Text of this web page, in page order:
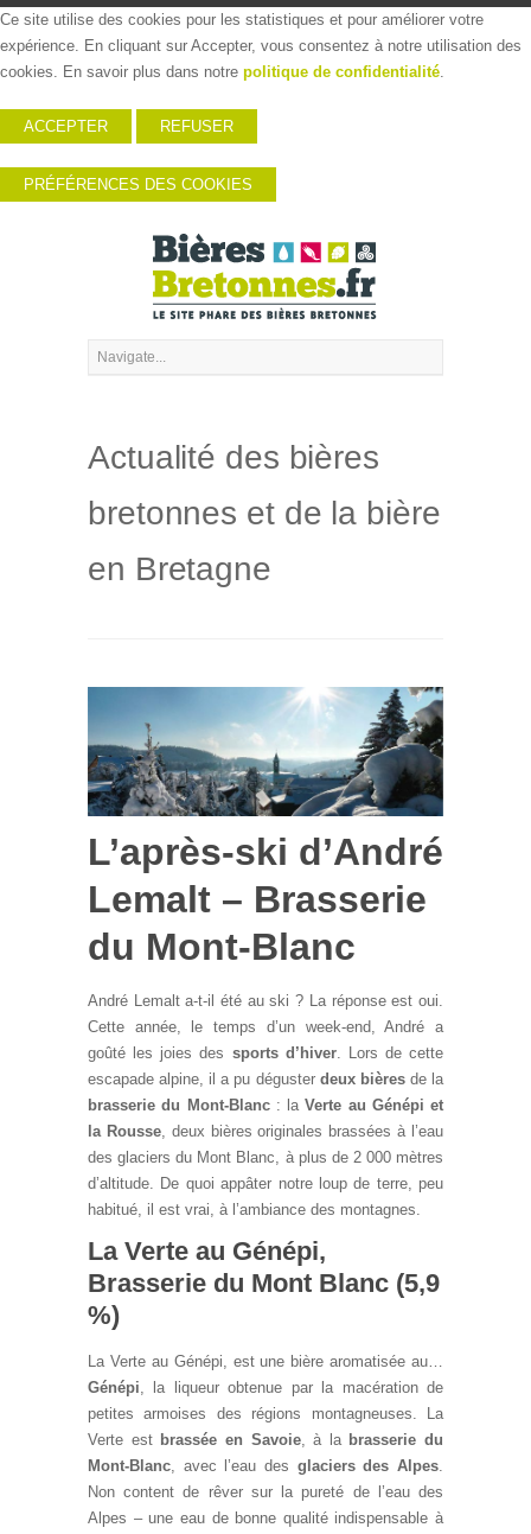
Ce site utilise des cookies pour les statistiques et pour améliorer votre
expérience. En cliquant sur Accepter, vous consentez à notre utilisation des
cookies. En savoir plus dans notre politique de confidentialité.
ACCEPTER REFUSER
PRÉFÉRENCES DES COOKIES
Actualité des bières
bretonnes et de la bière
en Bretagne
L’après-ski d’André
Lemalt – Brasserie
du Mont-Blanc
André Lemalt a-t-il été au ski ? La réponse est oui.
Cette année, le temps d’un week-end, André a
goûté les joies des sports d’hiver. Lors de cette
escapade alpine, il a pu déguster deux bièresde la
brasserie du Mont-Blanc: laVerte au Génépi et
la Rousse, deux bières originales brassées à l’eau
des glaciers du Mont Blanc, à plus de 2 000 mètres
d’altitude. De quoi appâter notre loup de terre, peu
habitué, il est vrai, à l’ambiance des montagnes.
La Verte au Génépi,
Brasserie du Mont Blanc (5,9
%)
La Verte au Génépi, est une bière aromatisée au…
Génépi, la liqueur obtenue par la macération de
petites armoises des régions montagneuses. La
Verte est brassée en Savoie, à la brasserie du
Mont-Blanc, avec l’eau des glaciers des Alpes.
Non content de rêver sur la pureté de l’eau des
Alpes – une eau de bonne qualité indispensable à